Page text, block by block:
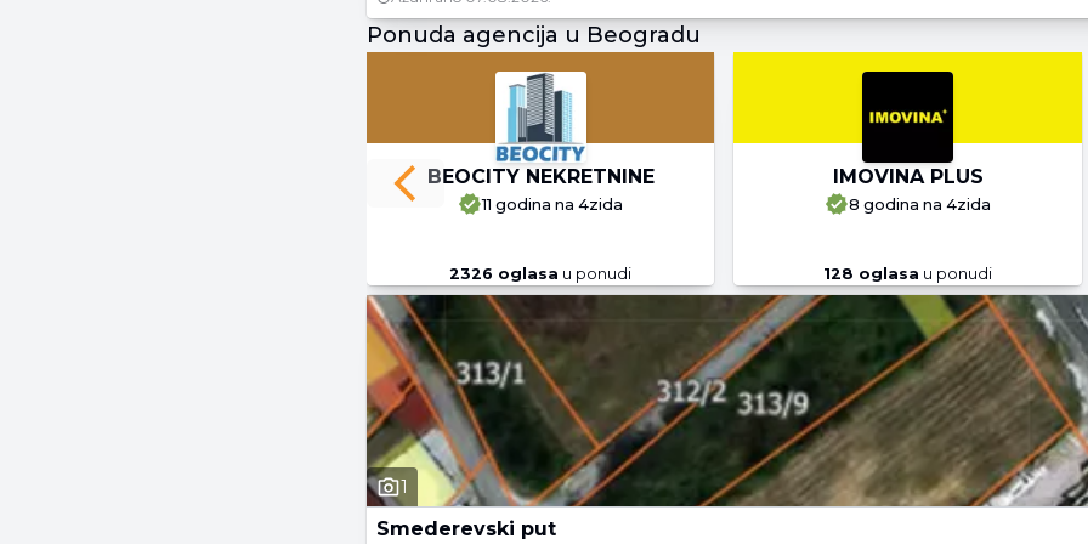
Ponuda agencija u Beogradu
BEOCITY NEKRETNINE
11 godina na 4zida
2326 oglasa u ponudi
IMOVINA PLUS
8 godina na 4zida
128 oglasa u ponudi
Previous slide
1
Smederevski put